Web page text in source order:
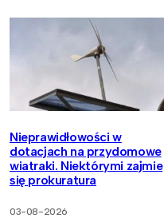
Nieprawidłowości w
dotacjach na przydomowe
wiatraki. Niektórymi zajmie
się prokuratura
03-08-2026